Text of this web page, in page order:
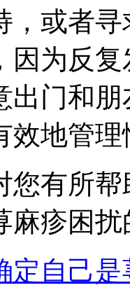
，或者
因为反
出门和
效地管
您有所
麻疹困
定自己